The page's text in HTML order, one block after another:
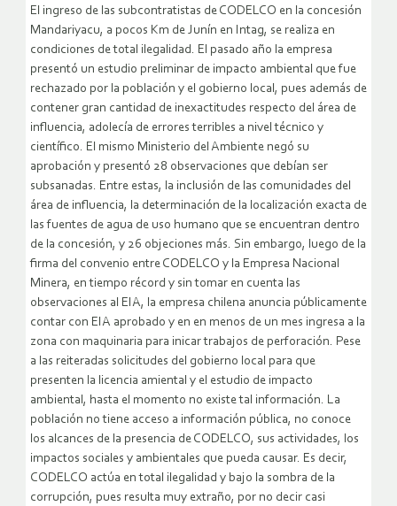
El ingreso de las subcontratistas de CODELCO en la concesión
Mandariyacu, a pocos Km de Junín en Intag, se realiza en
condiciones de total ilegalidad. El pasado año la empresa
presentó un estudio preliminar de impacto ambiental que fue
rechazado por la población y el gobierno local, pues además de
contener gran cantidad de inexactitudes respecto del área de
influencia, adolecía de errores terribles a nivel técnico y
científico. El mismo Ministerio del Ambiente negó su
aprobación y presentó 28 observaciones que debían ser
subsanadas. Entre estas, la inclusión de las comunidades del
área de influencia, la determinación de la localización exacta de
las fuentes de agua de uso humano que se encuentran dentro
de la concesión, y 26 objeciones más. Sin embargo, luego de la
firma del convenio entre CODELCO y la Empresa Nacional
Minera, en tiempo récord y sin tomar en cuenta las
observaciones al EIA, la empresa chilena anuncia públicamente
contar con EIA aprobado y en en menos de un mes ingresa a la
zona con maquinaria para inicar trabajos de perforación. Pese
a las reiteradas solicitudes del gobierno local para que
presenten la licencia amiental y el estudio de impacto
ambiental, hasta el momento no existe tal información. La
población no tiene acceso a información pública, no conoce
los alcances de la presencia de CODELCO, sus actividades, los
impactos sociales y ambientales que pueda causar. Es decir,
CODELCO actúa en total ilegalidad y bajo la sombra de la
corrupción, pues resulta muy extraño, por no decir casi